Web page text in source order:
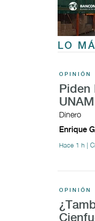
LO
OPINIÓN
Piden
UNAM
Dinero
Enrique
Hace 1 h |
OPINIÓN